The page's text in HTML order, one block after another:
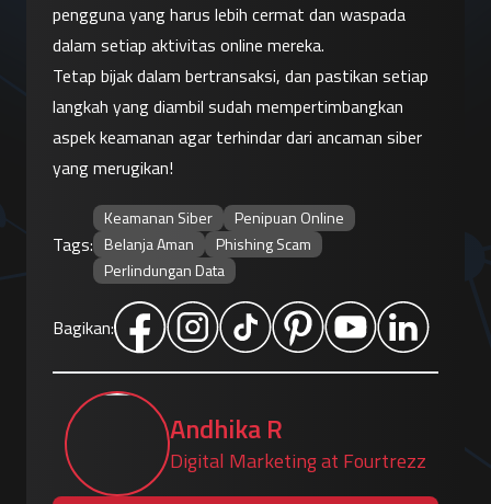
pengguna yang harus lebih cermat dan waspada
dalam setiap aktivitas online mereka.
Tetap bijak dalam bertransaksi, dan pastikan setiap
langkah yang diambil sudah mempertimbangkan
aspek keamanan agar terhindar dari ancaman siber
yang merugikan!
Tags:
Keamanan Siber
Penipuan Online
Belanja Aman
Phishing Scam
Perlindungan Data
Bagikan:
Andhika R
Digital Marketing at Fourtrezz